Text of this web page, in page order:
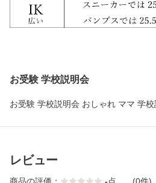
お受験 学校説明会
お受験 学校説明会 おしゃれ ママ 学校
レビュー
商品の評価： -点 (0件)